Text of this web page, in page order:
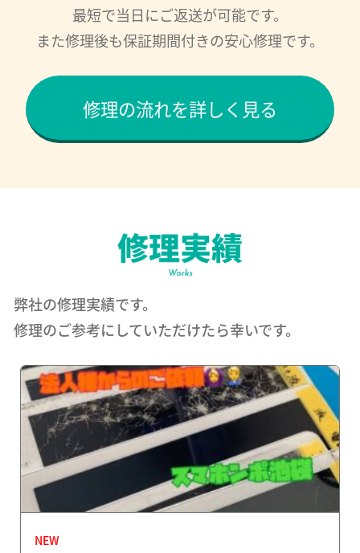
最短で当日にご返送が可能です。
また修理後も保証期間付きの安心修理です。
修理の流れを詳しく見る
弊社の修理実績です。
修理のご参考にしていただけたら幸いです。
NEW